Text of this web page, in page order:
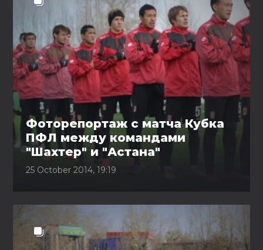
Фоторепортаж с матча Кубка
ПФЛ между командами
"Шахтер" и "Астана"
25 October 2014, 19:19